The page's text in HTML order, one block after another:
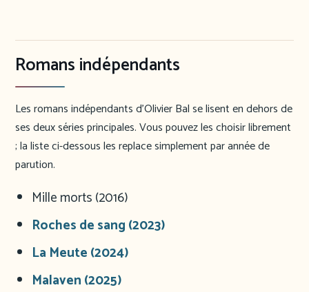
Romans indépendants
Les romans indépendants d’Olivier Bal se lisent en dehors de
ses deux séries principales. Vous pouvez les choisir librement
; la liste ci-dessous les replace simplement par année de
parution.
Mille morts (2016)
Roches de sang (2023)
La Meute (2024)
Malaven (2025)